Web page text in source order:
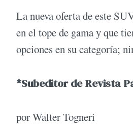
La nueva oferta de este
en el tope de gama y que
opciones en su categoría;
*Subeditor de Revista
por Walter Togneri